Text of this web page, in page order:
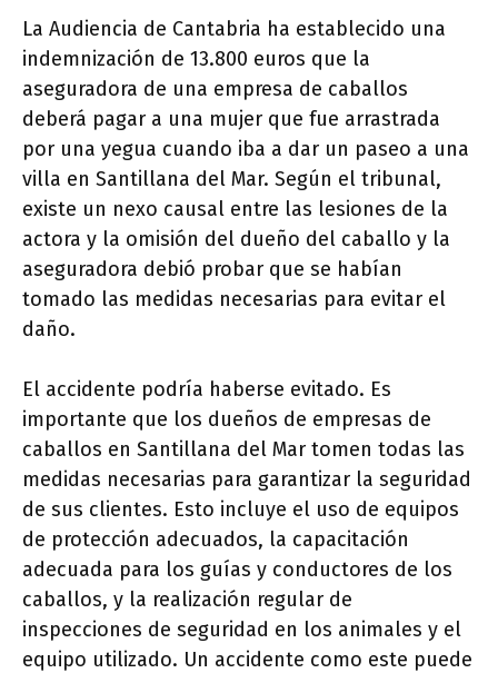
La Audiencia de Cantabria ha establecido una
indemnización de 13.800 euros que la
aseguradora de una empresa de caballos
deberá pagar a una mujer que fue arrastrada
por una yegua cuando iba a dar un paseo a una
villa en Santillana del Mar. Según el tribunal,
existe un nexo causal entre las lesiones de la
actora y la omisión del dueño del caballo y la
aseguradora debió probar que se habían
tomado las medidas necesarias para evitar el
daño.
El accidente podría haberse evitado. Es
importante que los dueños de empresas de
caballos en Santillana del Mar tomen todas las
medidas necesarias para garantizar la seguridad
de sus clientes. Esto incluye el uso de equipos
de protección adecuados, la capacitación
adecuada para los guías y conductores de los
caballos, y la realización regular de
inspecciones de seguridad en los animales y el
equipo utilizado. Un accidente como este puede